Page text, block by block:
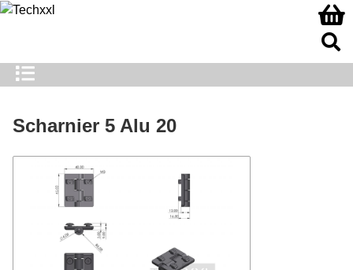
Scharnier 5 Alu 20